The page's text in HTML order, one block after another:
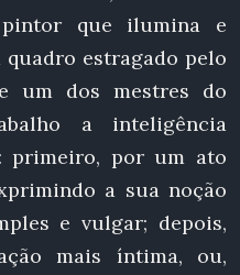
que ilumina e
estragado pelo
um dos mestres do
a inteligência
primeiro, por um ato
a sua noção
e vulgar; depois,
mais íntima, ou,